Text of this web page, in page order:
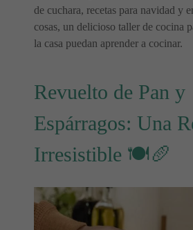
de cuchara, recetas para navidad y
cosas, un delicioso taller de cocina
la casa puedan aprender a cocinar.
Revuelto de Pan y
Espárragos: Una
Irresistible 🍽️🥖